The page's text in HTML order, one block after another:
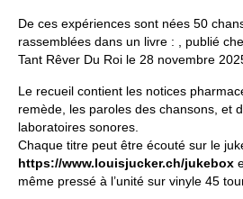
De ces expériences sont nées 50
rassemblées dans un livre : , publié
Tant Rêver Du Roi le 28 novembre
Le recueil contient les notices
remède, les paroles des chansons, et
laboratoires sonores.
Chaque titre peut être écouté sur le
https://www.louisjucker.ch/jukebox
même pressé à l’unité sur vinyle 45